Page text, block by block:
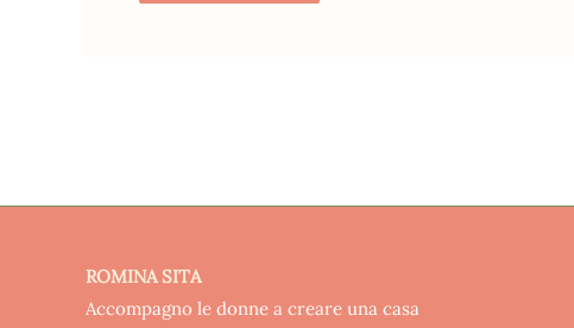
ROMINA SITA
Accompagno le donne a creare una casa